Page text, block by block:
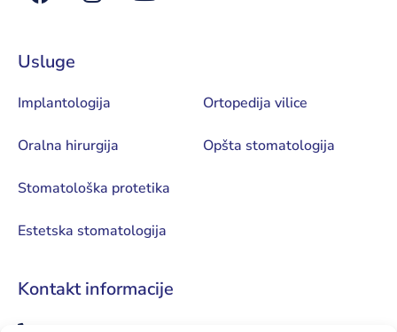
Usluge
Implantologija
Oralna hirurgija
Stomatološka protetika
Estetska stomatologija
Ortopedija vilice
Opšta stomatologija
Kontakt informacije